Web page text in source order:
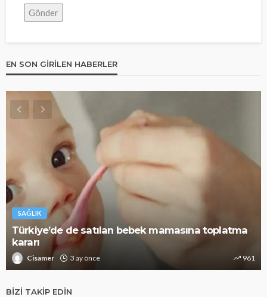
EN SON GIRILEN HABERLER
mamasına toplatma
961
SAĞLIK
Alzheimer riskini azaltıyor:
Cisamer
BIZI TAKIP EDIN